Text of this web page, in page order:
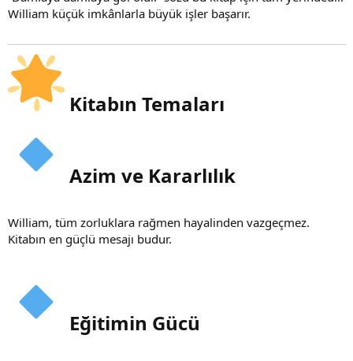
William küçük imkânlarla büyük işler başarır.
Kitabın Temaları​
Azim ve Kararlılık​
William, tüm zorluklara rağmen hayalinden vazgeçmez.
Kitabın en güçlü mesajı budur.
Eğitimin Gücü​